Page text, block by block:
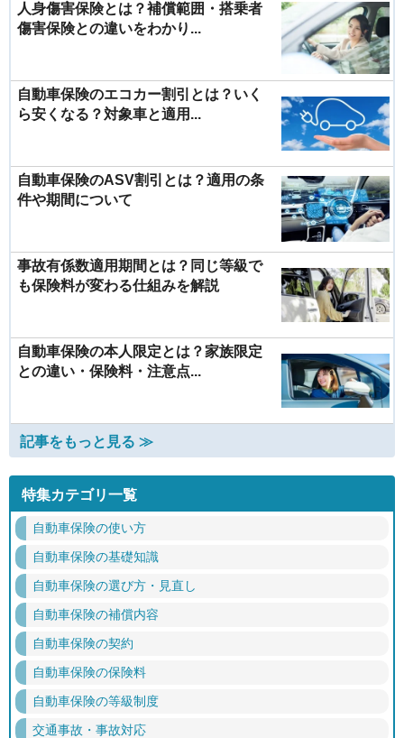
人身傷害保険とは？補償範囲・搭乗者
傷害保険との違いをわかり...
自動車保険のエコカー割引とは？いく
ら安くなる？対象車と適用...
自動車保険のASV割引とは？適用の条
件や期間について
事故有係数適用期間とは？同じ等級で
も保険料が変わる仕組みを解説
自動車保険の本人限定とは？家族限定
との違い・保険料・注意点...
記事をもっと見る ≫
特集カテゴリ一覧
自動車保険の使い方
自動車保険の基礎知識
自動車保険の選び方・見直し
自動車保険の補償内容
自動車保険の契約
自動車保険の保険料
自動車保険の等級制度
交通事故・事故対応